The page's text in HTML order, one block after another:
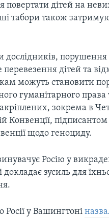
повертати дітей на
табори також
дослідників, порушення
дітей та
можуть становити
гуманітарного права
зокрема в
Конвенції, підписантом
щодо геноциду.
Росію у
докладає зусиль для
Росії у Вашингтоні